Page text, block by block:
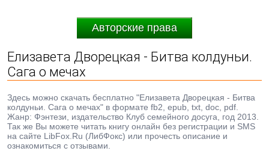
Авторские права
Елизавета Дворецкая - Битва колдуньи.
Сага о мечах
Здесь можно скачать бесплатно "Елизавета Дворецкая - Битва
колдуньи. Сага о мечах" в формате fb2, epub, txt, doc, pdf.
Жанр: Фэнтези, издательство Клуб семейного досуга, год 2013.
Так же Вы можете читать книгу онлайн без регистрации и SMS
на сайте LibFox.Ru (ЛибФокс) или прочесть описание и
ознакомиться с отзывами.